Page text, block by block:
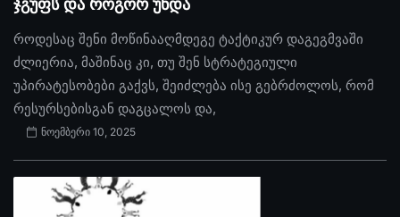
როდესაც შენი მოწინააღმდეგე ტაქტიკურ დაგეგმვაში
ძლიერია, მაშინაც კი, თუ შენ სტრატეგიული
უპირატესობები გაქვს, შეიძლება ისე გებრძოლოს, რომ
რესურსებისგან დაგცალოს და,
ნოემბერი 10, 2025